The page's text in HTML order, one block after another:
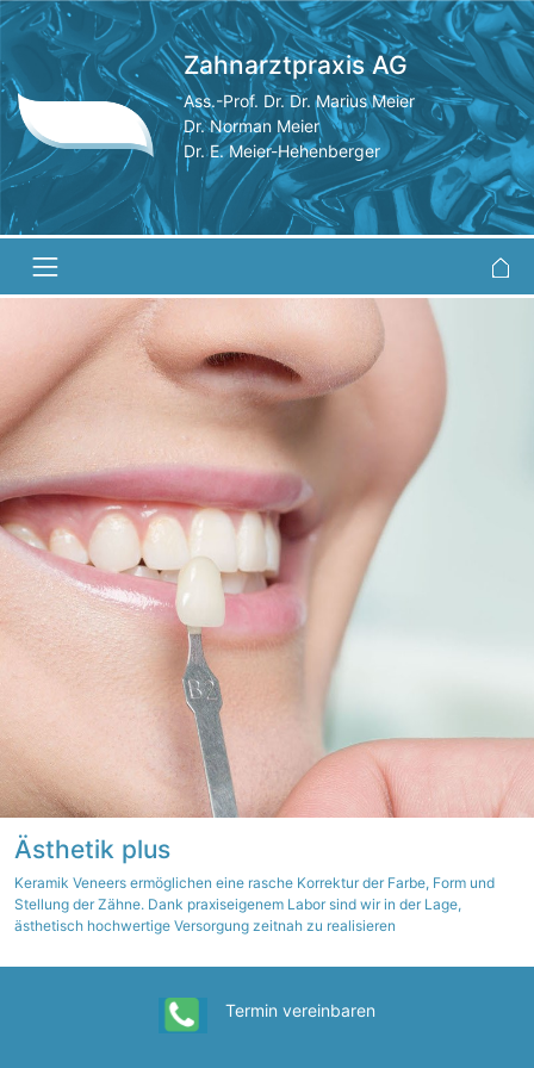
Zahnarztpraxis AG
Ass.-Prof. Dr. Dr. Marius Meier
Dr. Norman Meier
Dr. E. Meier-Hehenberger
Ästhetik plus
Keramik Veneers ermöglichen eine rasche Korrektur der Farbe, Form und
Stellung der Zähne. Dank praxiseigenem Labor sind wir in der Lage,
ästhetisch hochwertige Versorgung zeitnah zu realisieren
Termin vereinbaren